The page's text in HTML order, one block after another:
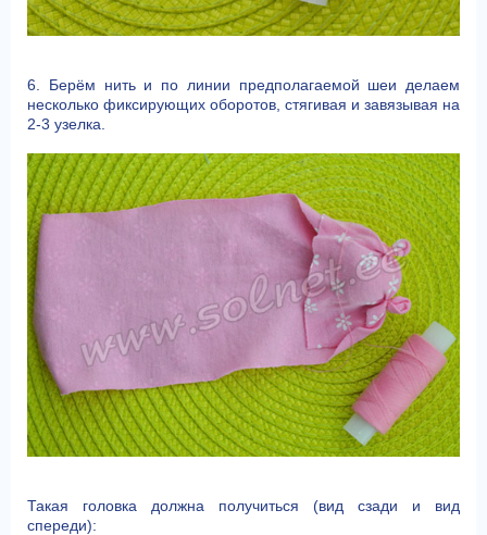
6. Берём нить и по линии предполагаемой шеи делаем
несколько фиксирующих оборотов, стягивая и завязывая на
2-3 узелка.
Такая головка должна получиться (вид сзади и вид
спереди):